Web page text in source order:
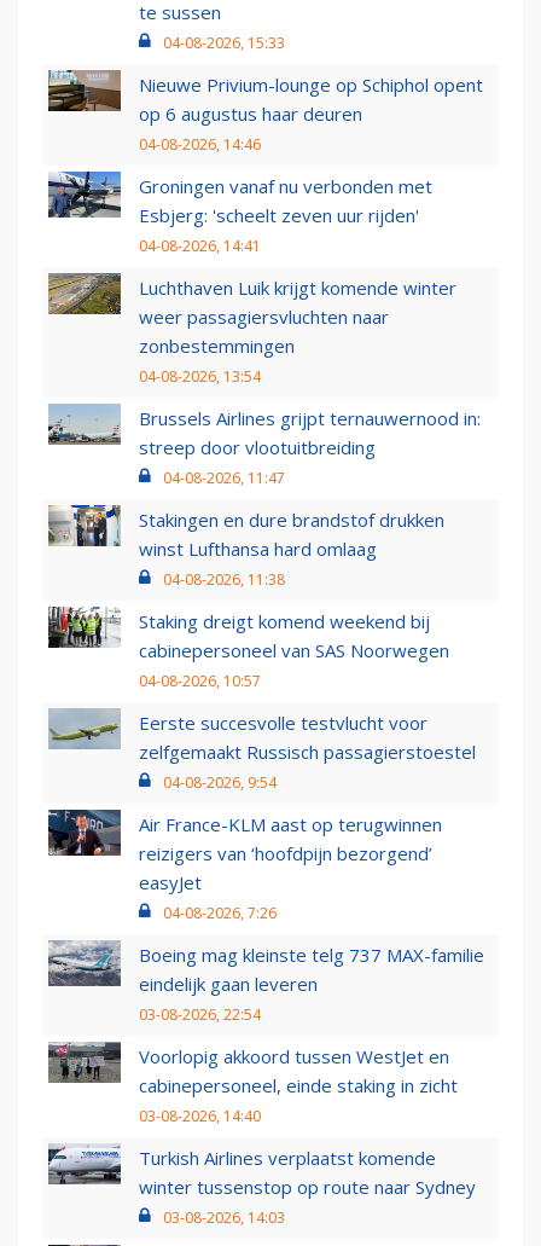
te sussen
04-08-2026, 15:33
Nieuwe Privium-lounge op Schiphol opent
op 6 augustus haar deuren
04-08-2026, 14:46
Groningen vanaf nu verbonden met
Esbjerg: 'scheelt zeven uur rijden'
04-08-2026, 14:41
Luchthaven Luik krijgt komende winter
weer passagiersvluchten naar
zonbestemmingen
04-08-2026, 13:54
Brussels Airlines grijpt ternauwernood in:
streep door vlootuitbreiding
04-08-2026, 11:47
Stakingen en dure brandstof drukken
winst Lufthansa hard omlaag
04-08-2026, 11:38
Staking dreigt komend weekend bij
cabinepersoneel van SAS Noorwegen
04-08-2026, 10:57
Eerste succesvolle testvlucht voor
zelfgemaakt Russisch passagierstoestel
04-08-2026, 9:54
Air France-KLM aast op terugwinnen
reizigers van ‘hoofdpijn bezorgend’
easyJet
04-08-2026, 7:26
Boeing mag kleinste telg 737 MAX-familie
eindelijk gaan leveren
03-08-2026, 22:54
Voorlopig akkoord tussen WestJet en
cabinepersoneel, einde staking in zicht
03-08-2026, 14:40
Turkish Airlines verplaatst komende
winter tussenstop op route naar Sydney
03-08-2026, 14:03